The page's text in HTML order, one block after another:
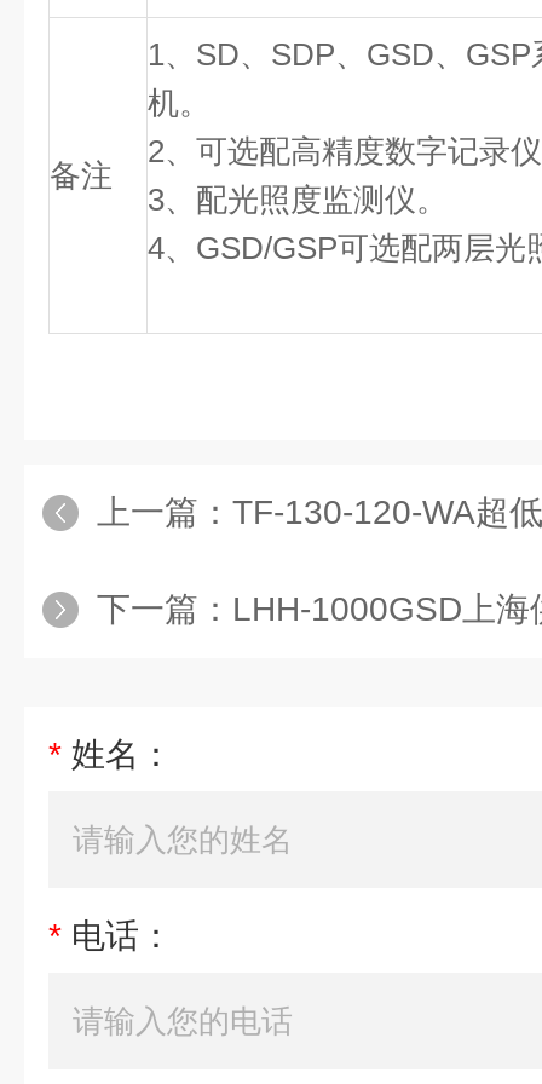
备注
1、SD、SDP、GSD、
机。
2、可选配高精度数字记录
3、 配光照度监测仪。
4、GSD/GSP可选配两层光
上一篇： TF-130-120-WA超
下一篇： LHH-1000GSD上海供
* 姓名：
* 电话：